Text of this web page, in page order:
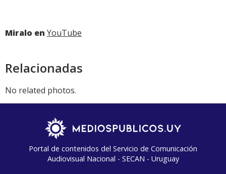
Miralo en YouTube
Relacionadas
No related photos.
Portal de contenidos del Servicio de Comunicación
Audiovisual Nacional - SECAN - Uruguay